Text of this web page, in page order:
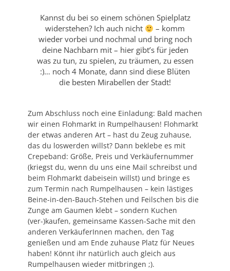
Kannst du bei so einem schönen Spielplatz
widerstehen? Ich auch nicht
– komm
wieder vorbei und nochmal und bring noch
deine Nachbarn mit – hier gibt’s für jeden
was zu tun, zu spielen, zu träumen, zu essen
:)… noch 4 Monate, dann sind diese Blüten
die besten Mirabellen der Stadt!
Zum Abschluss noch eine Einladung: Bald machen
wir einen Flohmarkt in Rumpelhausen! Flohmarkt
der etwas anderen Art – hast du Zeug zuhause,
das du loswerden willst? Dann beklebe es mit
Crepeband: Größe, Preis und Verkäufernummer
(kriegst du, wenn du uns eine Mail schreibst und
beim Flohmarkt dabeisein willst) und bringe es
zum Termin nach Rumpelhausen – kein lästiges
Beine-in-den-Bauch-Stehen und Feilschen bis die
Zunge am Gaumen klebt – sondern Kuchen
(ver-)kaufen, gemeinsame Kassen-Sache mit den
anderen VerkäuferInnen machen, den Tag
genießen und am Ende zuhause Platz für Neues
haben! Könnt ihr natürlich auch gleich aus
Rumpelhausen wieder mitbringen ;).